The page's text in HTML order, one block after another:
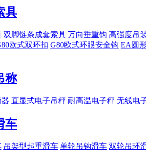
具
双脚链条成套索具 万向垂重钩 高强度吊
欧式双环扣 G80欧式环眼安全钩 EA圆
称
直显式电子吊秤 耐高温电子秤 无线电
车
吊架型起重滑车 单轮吊钩滑车 双轮吊环